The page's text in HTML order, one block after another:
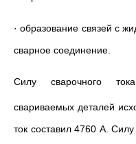
· образование связей с
сварное соединение.
Силу сварочного
свариваемых деталей
ток составил 4760 А.